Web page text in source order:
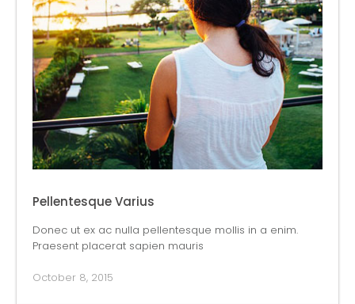
Pellentesque Varius
Donec ut ex ac nulla pellentesque mollis in a enim.
Praesent placerat sapien mauris
October 8, 2015